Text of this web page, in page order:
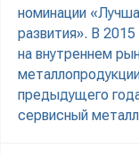
номинации
развития». В
на внутреннем
предыдущего
сервисный